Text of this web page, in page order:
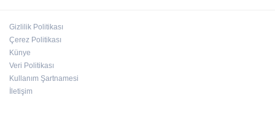
Gizlilik Politikası
Çerez Politikası
Künye
Veri Politikası
Kullanım Şartnamesi
İletişim